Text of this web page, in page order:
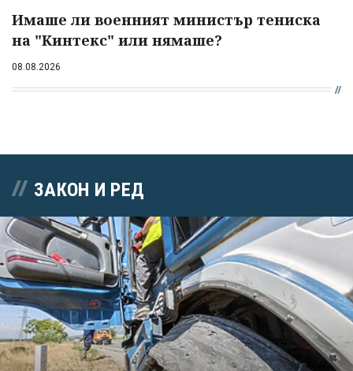
Имаше ли военният министър тениска
на "Кинтекс" или нямаше?
08.08.2026
ЗАКОН И РЕД